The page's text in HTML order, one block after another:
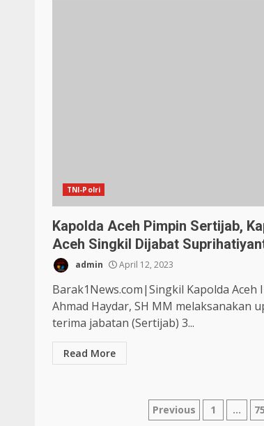
TNI-Polri
Kapolda Aceh Pimpin Sertijab,
Aceh Singkil Dijabat
admin April 12, 2023
Barak1News.com|Singkil Kapolda Aceh
Ahmad Haydar, SH MM melaksanakan
terima jabatan (Sertijab) 3...
Read More
Paginasi
Previous 1 …